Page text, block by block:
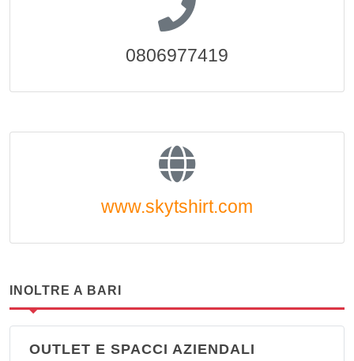
0806977419
www.skytshirt.com
INOLTRE A BARI
OUTLET E SPACCI AZIENDALI